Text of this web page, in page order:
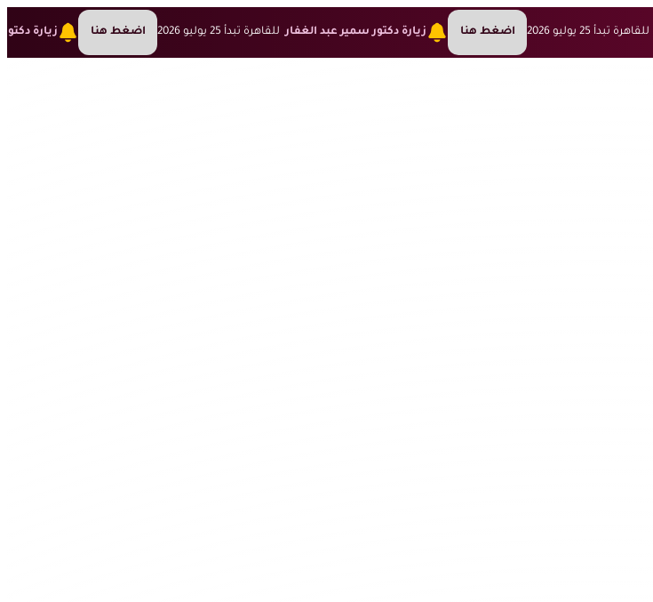
للقاهرة تبدأ 25 يوليو 2026 اضغط هنا زيارة دكتور سمير عبد الغفار للقاهرة تبدأ 25 يوليو 2026 اضغط هنا زيارة